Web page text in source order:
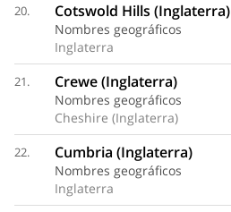
20. Cotswold Hills (Inglaterra)
Nombres geográficos
Inglaterra
21. Crewe (Inglaterra)
Nombres geográficos
Cheshire (Inglaterra)
22. Cumbria (Inglaterra)
Nombres geográficos
Inglaterra